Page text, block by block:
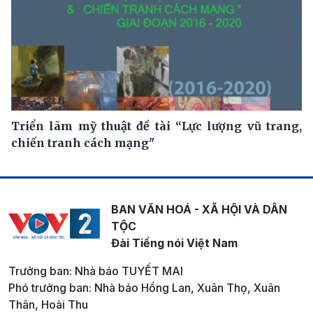
Triển lãm mỹ thuật đề tài “Lực lượng vũ trang,
chiến tranh cách mạng"
BAN VĂN HOÁ - XÃ HỘI VÀ DÂN
TỘC
Đài Tiếng nói Việt Nam
Trưởng ban: Nhà báo TUYẾT MAI
Phó trưởng ban: Nhà báo Hồng Lan, Xuân Thọ, Xuân
Thân, Hoài Thu